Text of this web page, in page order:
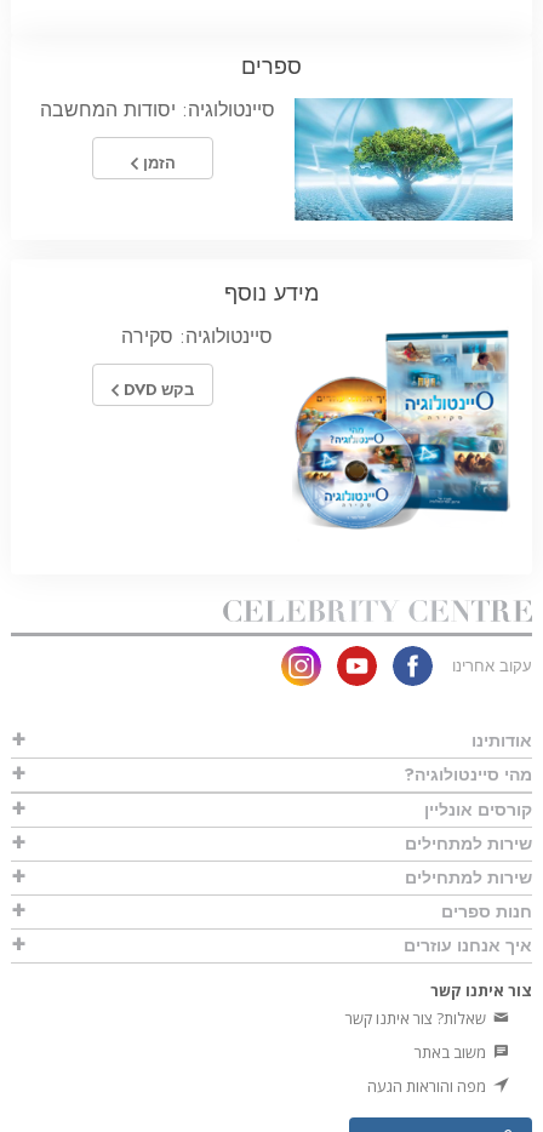
ספרים
סיינטולוגיה: יסודות המחשבה
הזמן
מידע נוסף
סיינטולוגיה: סקירה
בקש DVD
עקוב אחרינו
אודותינו
מהי סיינטולוגיה?
קורסים אונליין
שירות למתחילים
שירות למתחילים
חנות ספרים
איך אנחנו עוזרים
צור איתנו קשר
שאלות? צור איתנו קשר
משוב באתר
מפה והוראות הגעה